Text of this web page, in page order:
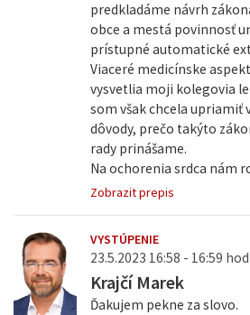
predkladáme návrh
obce a mestá povinnosť
prístupné automatické
Viaceré medicínske
vysvetlia moji kolegovia
som však chcela upriamiť
dôvody, prečo takýto
rady prinášame.
Na ochorenia srdca nám
Zobrazit prepis
VYSTÚPENIE
23.5.2023 16:58 - 16:59 hod.
Krajčí Marek
Ďakujem pekne za slovo.